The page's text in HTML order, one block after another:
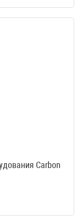
Carbon